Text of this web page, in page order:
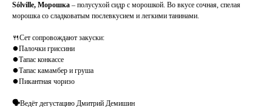
Sólville, Морошка – полусухой сидр с морошкой. Во вкусе сочная, спелая
морошка со сладковатым послевкусием и легкими танинами.
🍴Сет сопровождают закуски:
⏺Палочки гриссини
⏺Тапас конкассе
⏺Тапас камамбер и груша
⏺Пикантная чоризо
🗣Ведёт дегустацию Дмитрий Демишин